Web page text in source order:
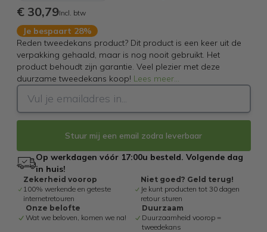
€ 30,79Incl. btw
Je bespaart 28%
Reden tweedekans product? Dit product is een keer uit de
verpakking gehaald, maar is nog nooit gebruikt. Het
product behoudt zijn garantie. Veel plezier met deze
duurzame tweedekans koop! Lees meer...
Stuur mij een email zodra leverbaar
Op werkdagen vóór 17:00u besteld. Volgende dag
in huis!
Zekerheid voorop
100% werkende en geteste
internetretouren
Niet goed? Geld terug!
Je kunt producten tot 30 dagen
retour sturen
Onze belofte
Wat we beloven, komen we na!
Duurzaam
Duurzaamheid voorop =
tweedekans